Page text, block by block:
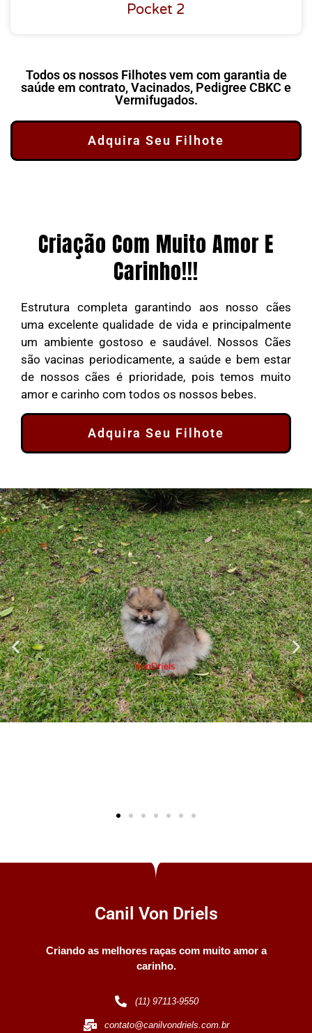
Pocket 2
Todos os nossos Filhotes vem com garantia de
saúde em contrato, Vacinados, Pedigree CBKC e
Vermifugados.
Adquira Seu Filhote
Criação Com Muito Amor E
Carinho!!!
Estrutura completa garantindo aos nosso cães
uma excelente qualidade de vida e principalmente
um ambiente gostoso e saudável. Nossos Cães
são vacinas periodicamente, a saúde e bem estar
de nossos cães é prioridade, pois temos muito
amor e carinho com todos os nossos bebes.
Adquira Seu Filhote
Canil Von Driels
Criando as melhores raças com muito amor a
carinho.
(11) 97113-9550
contato@canilvondriels.com.br